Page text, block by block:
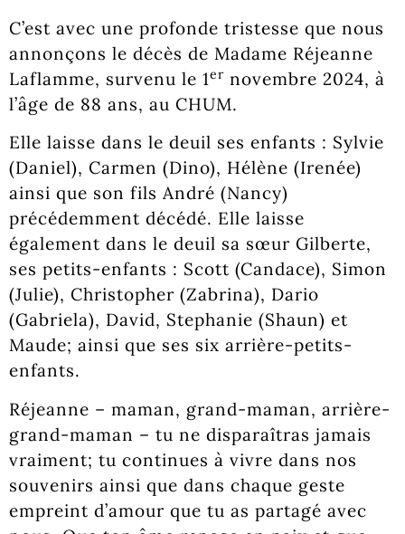
C’est avec une profonde tristesse que nous
annonçons le décès de Madame Réjeanne
Laflamme, survenu le 1er novembre 2024, à
l’âge de 88 ans, au CHUM.
Elle laisse dans le deuil ses enfants : Sylvie
(Daniel), Carmen (Dino), Hélène (Irenée)
ainsi que son fils André (Nancy)
précédemment décédé. Elle laisse
également dans le deuil sa sœur Gilberte,
ses petits-enfants : Scott (Candace), Simon
(Julie), Christopher (Zabrina), Dario
(Gabriela), David, Stephanie (Shaun) et
Maude; ainsi que ses six arrière-petits-
enfants.
Réjeanne – maman, grand-maman, arrière-
grand-maman – tu ne disparaîtras jamais
vraiment; tu continues à vivre dans nos
souvenirs ainsi que dans chaque geste
empreint d’amour que tu as partagé avec